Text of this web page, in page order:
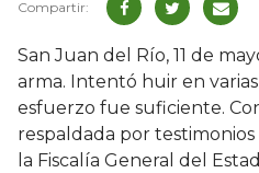
San Juan del Río, 11 de
arma. Intentó huir en
esfuerzo fue suficiente.
respaldada por
la Fiscalía General del